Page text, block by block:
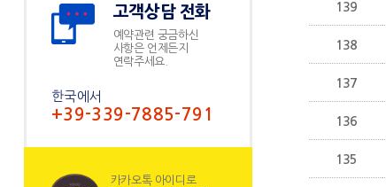
고객상담 전화
예약관련 궁금하신
사항은 언제든지
연락주세요.
한국에서
+39-339-7885-791
카카오톡 아이디로
139
138
137
136
135